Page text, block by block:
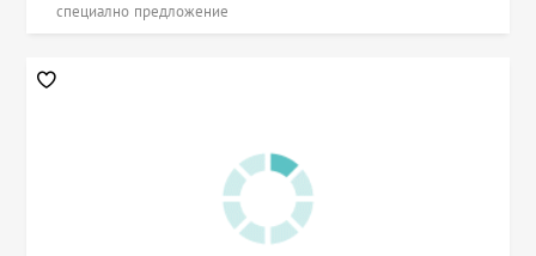
специално предложение